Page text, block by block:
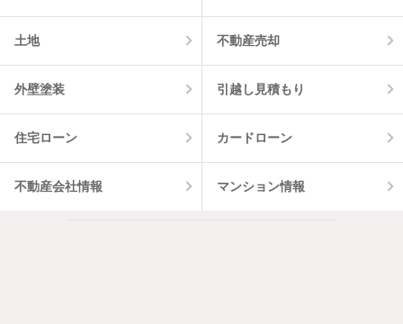
土地 不動産売却
外壁塗装 引越し見積もり
住宅ローン カードローン
不動産会社情報 マンション情報